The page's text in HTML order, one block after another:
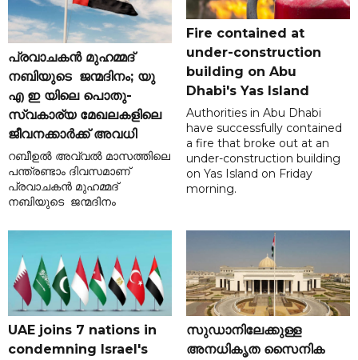
പ്രവാചകൻ മുഹമ്മദ്
നബിയുടെ ജന്മദിനം; യു
എ ഇ യിലെ പൊതു-
സ്വകാര്യ മേഖലകളിലെ
ജീവനക്കാർക്ക് അവധി
റബീഉൽ അവ്വൽ മാസത്തിലെ
പന്ത്രണ്ടാം ദിവസമാണ്
പ്രവാചകൻ മുഹമ്മദ്
നബിയുടെ ജന്മദിനം
Fire contained at
under-construction
building on Abu
Dhabi's Yas Island
Authorities in Abu Dhabi
have successfully contained
a fire that broke out at an
under-construction building
on Yas Island on Friday
morning.
UAE joins 7 nations in
condemning Israel's
സുഡാനിലേക്കുള്ള
അനധികൃത സൈനിക